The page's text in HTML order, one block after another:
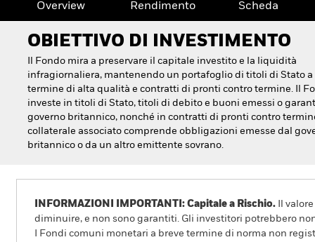
Overview Rendimento Scheda
OBIETTIVO DI INVESTIMENTO
Il Fondo mira a preservare il capitale investito e la liquidità
infragiornaliera, mantenendo un portafoglio di titoli di Stato a
termine di alta qualità e contratti di pronti contro termine. Il
investe in titoli di Stato, titoli di debito e buoni emessi o
governo britannico, nonché in contratti di pronti contro
collaterale associato comprende obbligazioni emesse dal
britannico o da un altro emittente sovrano.
INFORMAZIONI IMPORTANTI: Capitale a Rischio. Il
diminuire, e non sono garantiti. Gli investitori potrebbero
I Fondi comuni monetari a breve termine di norma non